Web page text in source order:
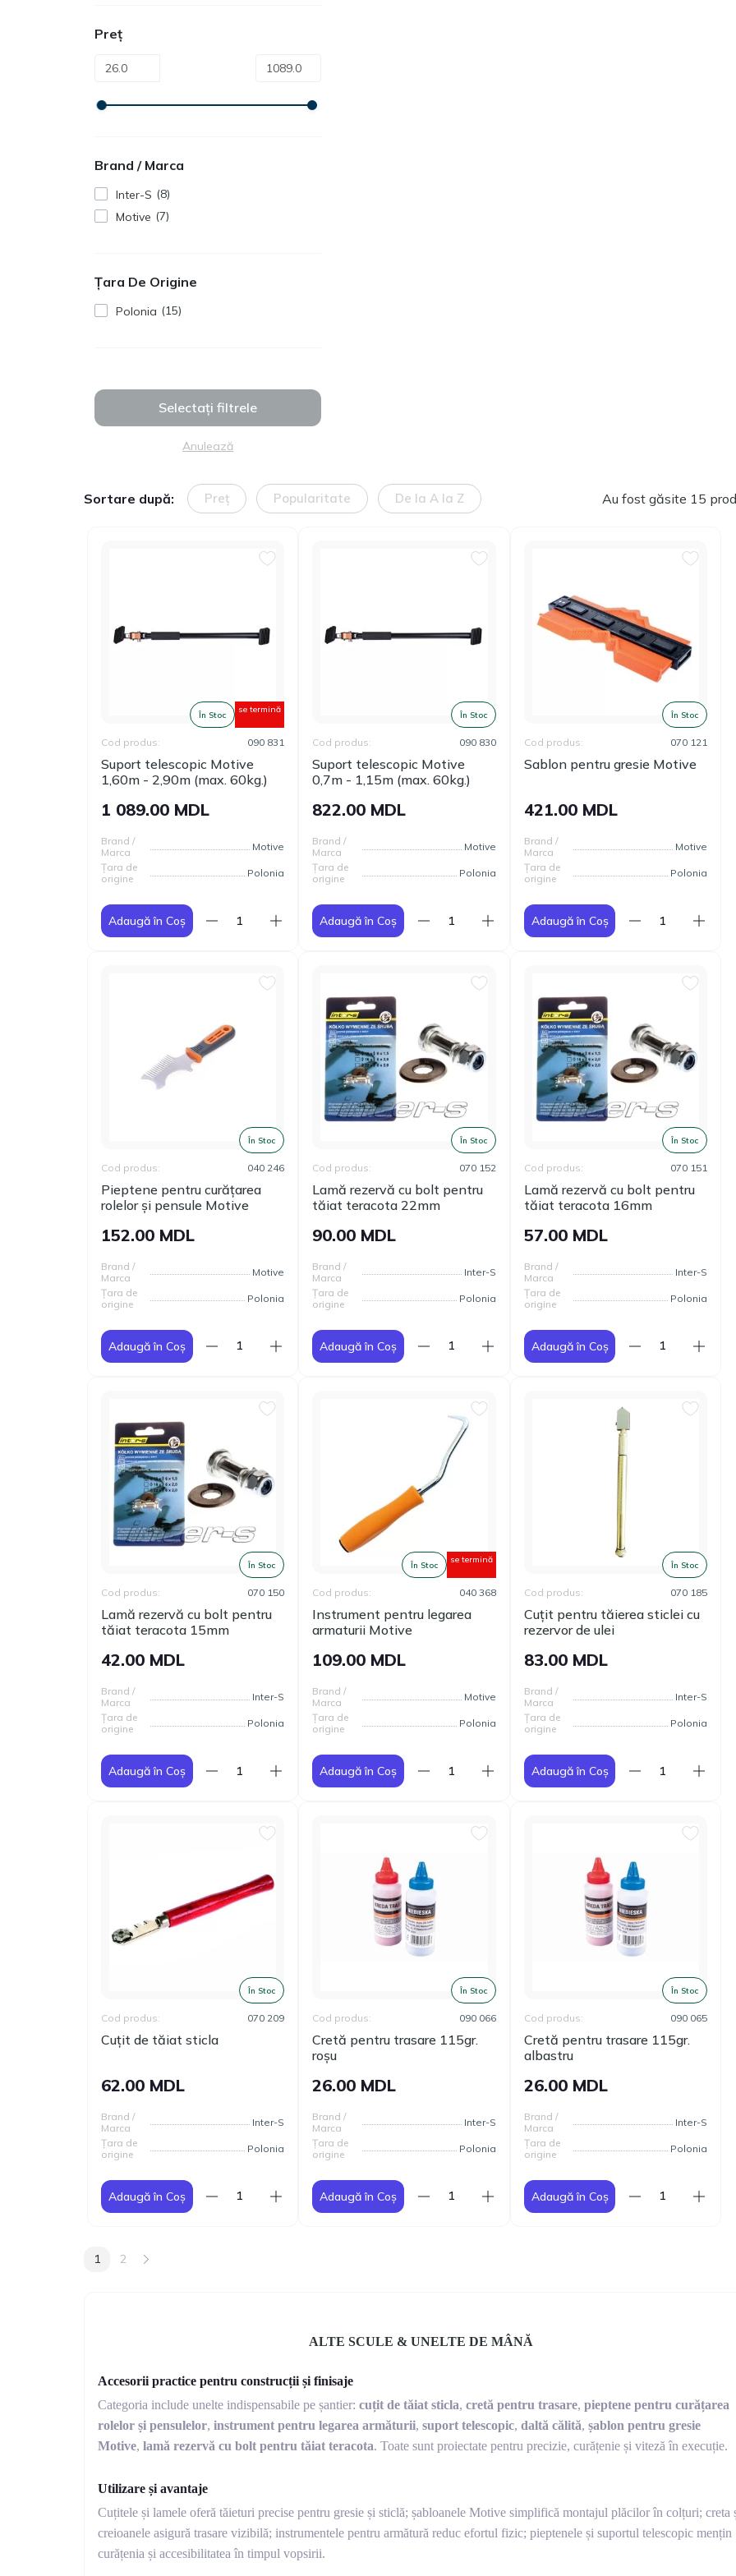
Preț
Brand / Marca
Inter-S
8
Motive
7
Țara De Origine
Polonia 15
Anulează
Selectați filtrele
Sortare după: Preț Popularitate De la A la Z Au fost găsite 15
În Stoc
se termină
Suport telescopic Motive
1,60m - 2,90m (max. 60kg.)
Cod produs: 090 831
1 089.00 MDL
Brand /
Marca
Motive
Țara de
origine
Polonia
Adaugă în Coș
În Stoc
Suport telescopic Motive
0,7m - 1,15m (max. 60kg.)
Cod produs: 090 830
822.00 MDL
Brand /
Marca
Motive
Țara de
origine
Polonia
Adaugă în Coș
În Stoc
Sablon pentru gresie Motive
Cod produs: 070 121
421.00 MDL
Brand /
Marca
Motive
Țara de
origine
Polonia
Adaugă în Coș
În Stoc
Pieptene pentru curățarea
rolelor și pensule Motive
Cod produs: 040 246
152.00 MDL
Brand /
Marca
Motive
Țara de
origine
Polonia
Adaugă în Coș
În Stoc
Lamă rezervă cu bolt pentru
tăiat teracota 22mm
Cod produs: 070 152
90.00 MDL
Brand /
Marca
Inter-S
Țara de
origine
Polonia
Adaugă în Coș
În Stoc
Lamă rezervă cu bolt pentru
tăiat teracota 16mm
Cod produs: 070 151
57.00 MDL
Brand /
Marca
Inter-S
Țara de
origine
Polonia
Adaugă în Coș
În Stoc
Lamă rezervă cu bolt pentru
tăiat teracota 15mm
Cod produs: 070 150
42.00 MDL
Brand /
Marca
Inter-S
Țara de
origine
Polonia
Adaugă în Coș
În Stoc
se termină
Instrument pentru legarea
armaturii Motive
Cod produs: 040 368
109.00 MDL
Brand /
Marca
Motive
Țara de
origine
Polonia
Adaugă în Coș
În Stoc
Cuțit pentru tăierea sticlei cu
rezervor de ulei
Cod produs: 070 185
83.00 MDL
Brand /
Marca
Inter-S
Țara de
origine
Polonia
Adaugă în Coș
În Stoc
Cuțit de tăiat sticla
Cod produs: 070 209
62.00 MDL
Brand /
Marca
Inter-S
Țara de
origine
Polonia
Adaugă în Coș
În Stoc
Cretă pentru trasare 115gr.
roșu
Cod produs: 090 066
26.00 MDL
Brand /
Marca
Inter-S
Țara de
origine
Polonia
Adaugă în Coș
În Stoc
Cretă pentru trasare 115gr.
albastru
Cod produs: 090 065
26.00 MDL
Brand /
Marca
Inter-S
Țara de
origine
Polonia
Adaugă în Coș
1 2
ALTE SCULE & UNELTE DE MÂNĂ
Accesorii practice pentru construcții și finisaje
Categoria include unelte indispensabile pe șantier: cuțit de tăiat sticla, cretă pentru trasare, pieptene pentru curățarea
rolelor și pensulelor, instrument pentru legarea armăturii, suport telescopic, daltă călită, șablon pentru gresie
Motive, lamă rezervă cu bolt pentru tăiat teracota. Toate sunt proiectate pentru precizie, curățenie și viteză în execuție.
Utilizare și avantaje
Cuțitele și lamele oferă tăieturi precise pentru gresie și sticlă; șabloanele Motive simplifică montajul plăcilor în colțuri; creta
creioanele asigură trasare vizibilă; instrumentele pentru armătură reduc efortul fizic; pieptenele și suportul telescopic mențin
curățenia și accesibilitatea în timpul vopsirii.